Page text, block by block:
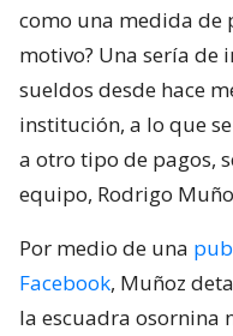
como una medida de
motivo? Una sería de
sueldos desde hace
institución, a lo que
a otro tipo de pagos,
equipo, Rodrigo
Por medio de una
Facebook, Muñoz
la escuadra osornina